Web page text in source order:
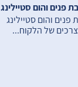
והום סטיילינג
והום סטיילינג
של הלקוח...